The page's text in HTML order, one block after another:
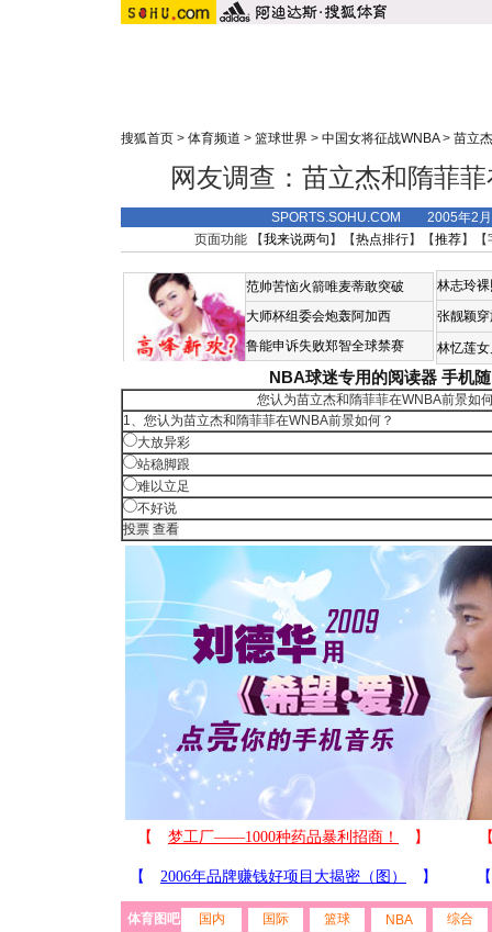
搜狐首页 > 体育频道 > 篮球世界 > 中国女将征战WNBA> 苗立
网友调查：苗立杰和隋菲
SPORTS.SOHU.COM 2005年2
页面功能 【我来说两句 】【热点排行】【推荐】【
范帅苦恼火箭唯麦蒂敢突破
大师杯组委会炮轰阿加西
鲁能申诉失败郑智全球禁赛
林志玲
张靓颖
林忆莲
NBA球迷专用的阅读器 手机
您认为苗立杰和隋菲菲在WNBA前景如
1、您认为苗立杰和隋菲菲在WNBA前景如何？
大放异彩
站稳脚跟
难以立足
不好说
体育图吧 国内 国际 篮球 NBA 综合